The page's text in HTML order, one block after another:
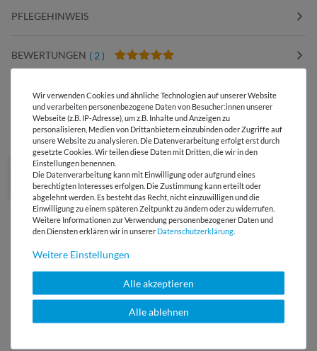
PFLEGEHINWEIS
BEWERTUNGEN ( 2 )
HERSTELLERINFORMATIONEN
DIESER STOFF IN ANDEREN FARBEN
Versandkostenfrei ab 60 € -
Lieferung mit DHL
E-Mail Kundenservice
Wir verwenden Cookies und ähnliche Technologien auf unserer Website
und verarbeiten personenbezogene Daten von Besucher:innen unserer
Webseite (z.B. IP-Adresse), um z.B. Inhalte und Anzeigen zu
personalisieren, Medien von Drittanbietern einzubinden oder Zugriffe auf
unsere Website zu analysieren. Die Datenverarbeitung erfolgt erst durch
gesetzte Cookies. Wir teilen diese Daten mit Dritten, die wir in den
Einstellungen benennen.
Die Datenverarbeitung kann mit Einwilligung oder aufgrund eines
berechtigten Interesses erfolgen. Die Zustimmung kann erteilt oder
abgelehnt werden. Es besteht das Recht, nicht einzuwilligen und die
Einwilligung zu einem späteren Zeitpunkt zu ändern oder zu widerrufen.
Weitere Informationen zur Verwendung personenbezogener Daten und
den Diensten erklären wir in unserer Daten­schutz­erklärung
Weitere Einstellungen
Alle akzeptieren
Alle ablehnen